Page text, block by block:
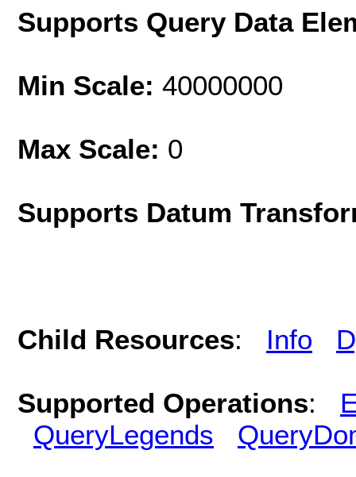
Supports Query Data
Min Scale: 40000000
Max Scale: 0
Supports Datum
Child Resources: Info
Supported Operations:
QueryLegends